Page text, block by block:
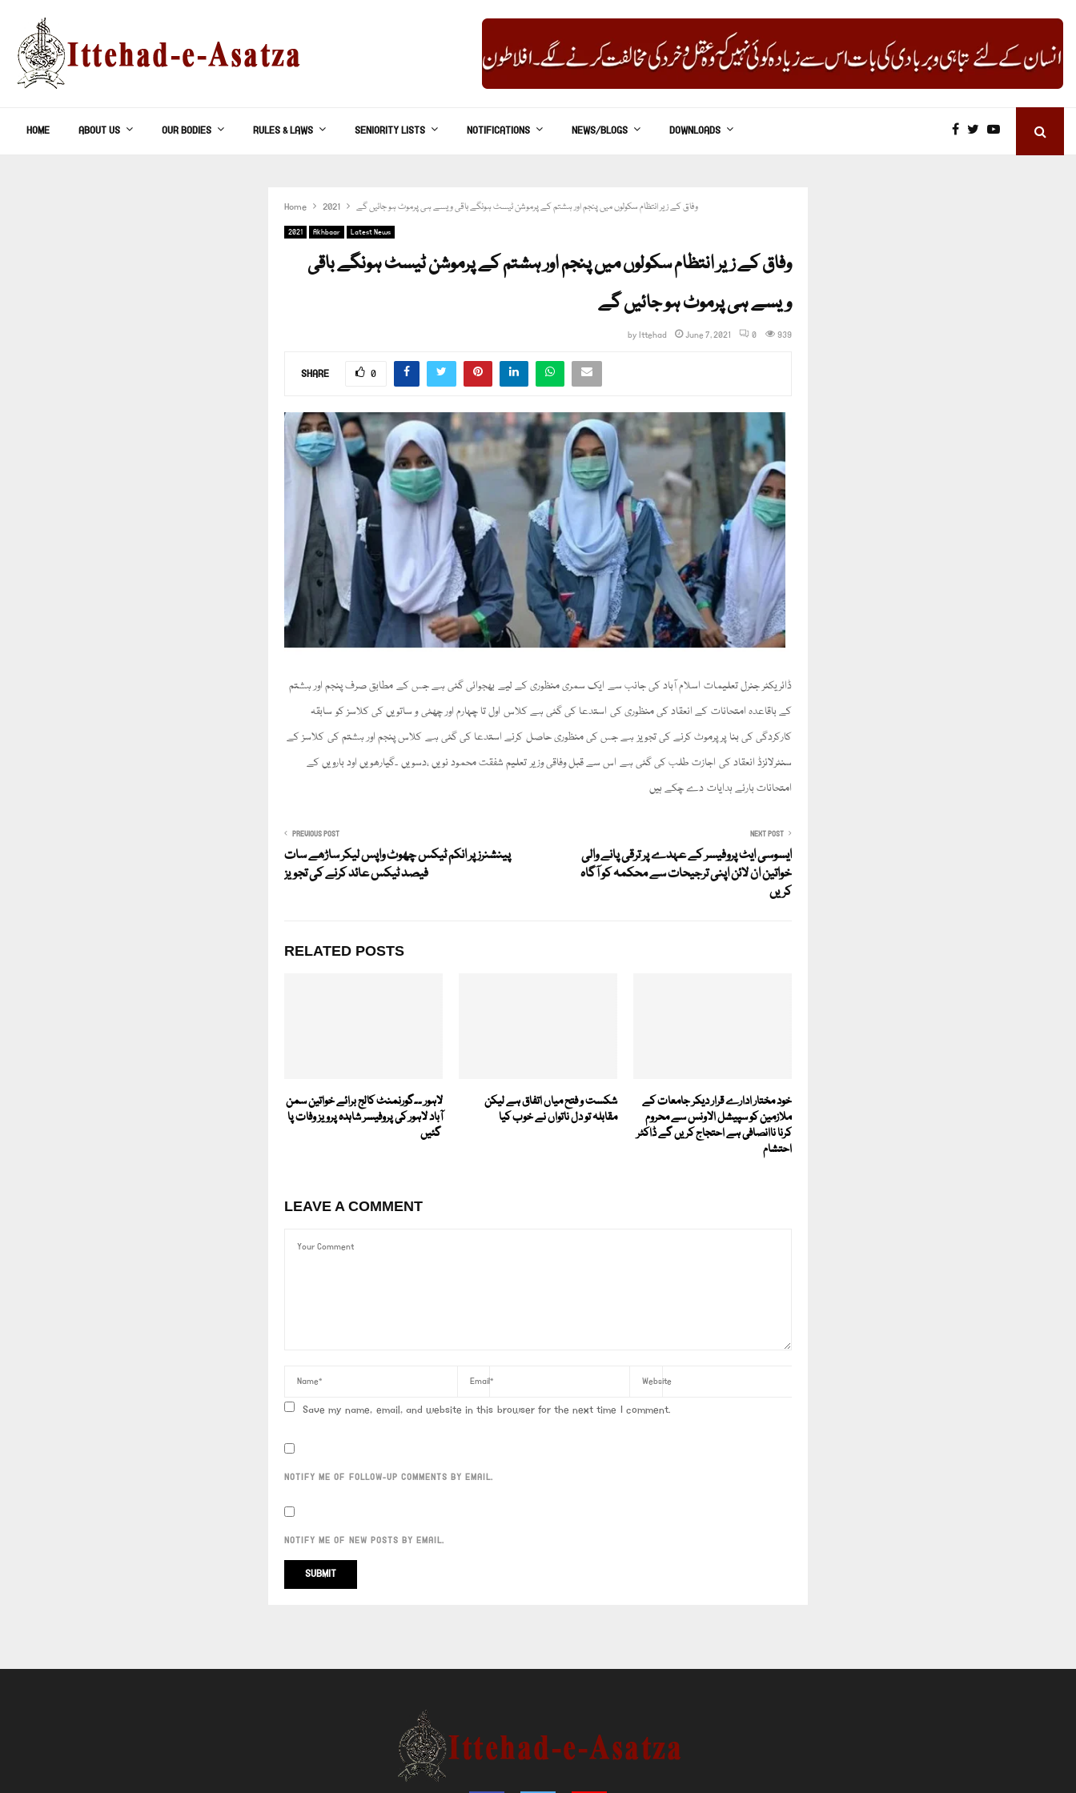
HOME ABOUT US OUR BODIES RULES & LAWS SENIORITY LISTS NOTIFICATIONS NEWS/BLOGS DOWNLOADS
Home 2021 وفاق کے زیر انتظام سکولوں میں پنجم اور ہشتم کے پرموشن ٹیسٹ ہونگے باقی ویسے ہی پرموٹ ہو جائیں گے
2021 Akhbaar Latest News
وفاق کے زیر انتظام سکولوں میں پنجم اور ہشتم کے پرموشن ٹیسٹ ہونگے باقی
ویسے ہی پرموٹ ہو جائیں گے
byIttehad June 7, 2021 0 939
SHARE 0
ڈائریکٹر جنرل تعلیمات اسلام آباد کی جانب سے ایک سمری منظوری کے لیے بھجوائی گئی ہے جس کے مطابق صرف پنجم اور ہشتم
کے باقاعدہ امتحانات کے انعقاد کی منظوری کی استدعا کی گئی ہے کلاس اول تا چہارم اور چھٹی و ساتویں کی کلاسز کو سابقہ
کارکردگی کی بنا پر پرموٹ کرنے کی تجویز ہے جس کی منظوری حاصل کرنے استدعا کی گئی ہے کلاس پنجم اور ہشتم کی کلاسز کے
سنٹرلائزڈ انعقاد کی اجازت طلب کی گئی ہے اس سے قبل وفاقی وزیر تعلیم شفقت محمود نویں ،دسویں ۔گیارھویں اود بارویں کے
امتحانات بارئے ہدایات دے چکے ہیں
PREVIOUS POST
پینشنرز پر انکم ٹیکس چھوٹ واپس لیکر ساڑھے سات
فیصد ٹیکس عائد کرنے کی تجویز
NEXT POST
ایسوسی ایٹ پروفیسر کے عہدے پر ترقی پانے والی
خواتین ان لائن اپنی ترجیحات سے محکمہ کو آگاہ
کریں
RELATED POSTS
لاہور ۔۔گورنمنٹ کالج برائے خواتین سمن
آباد لاہور کی پروفیسر شاہدہ پرویز وفات پا
گئیں
شکست و فتح میاں اتفاق ہے لیکن
مقابلہ تو دل ناتواں نے خوب کیا
خود مختار ادارے قرار دیکر جامعات کے
ملازمین کو سپیشل الاونس سے محروم
کرنا ناانصافی ہے احتجاج کریں گے ڈاکٹر
احتشام
LEAVE A COMMENT
Save my name, email, and website in this browser for the next time I comment.
NOTIFY ME OF FOLLOW-UP COMMENTS BY EMAIL.
NOTIFY ME OF NEW POSTS BY EMAIL.